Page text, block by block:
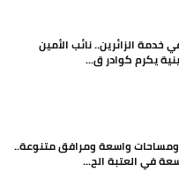
خدمة الزائرين.. نائب الأمين
يكرم كوادر ق...
ومساحات واسعة ومرافق متنوعة..
في العتبة الح...